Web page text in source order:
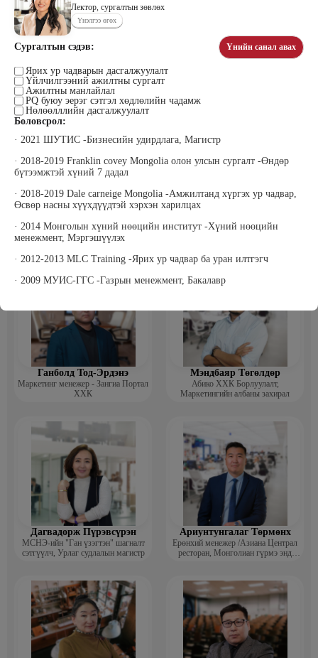
Лектор, сургалтын зөвлөх
Үнэлгээ өгөх
Сургалтын сэдэв: Үнийн санал авах
Ярих ур чадварын дасгалжуулалт
Үйлчилгээний ажилтны сургалт
Ажилтны манлайлал
PQ буюу эерэг сэтгэл хөдлөлийн чадамж
Нөлөөлллийн дасгалжуулалт
Боловсрол:
· 2021 ШУТИС -Бизнесийн удирдлага, Магистр
· 2018-2019 Franklin covey Mongolia олон улсын сургалт -Өндөр
бүтээмжтэй хүний 7 дадал
· 2018-2019 Dale carneige Mongolia -Амжилтанд хүргэх ур чадвар,
Өсвөр насны хүүхдүүдтэй хэрхэн харилцах
· 2014 Монголын хүний нөөцийн институт -Хүний нөөцийн
менежмент, Мэргэшүүлэх
· 2012-2013 MLC Training -Ярих ур чадвар ба уран илтгэгч
· 2009 МУИС-ГГС -Газрын менежмент, Бакалавр
Цэдэндамба Нарантуяа
Наран анд консалтинг” ХХК-ийн
Захирал
Бээжин Солонгоо
Уранбор Сэмбэрүү
Прус Центр ХХК-ийн Хяналт
шинжилгээ үнэлгээний дарга
ISO4500; ISO9001 нэгдсэн
тогтолцооны хэрэгжүүлэгч
Энхбаатар Ичинхорлоо
Болор Үйлсийн Үндэс ТББ-ийн
үүсгэн байгуулагч, Зүрх сэтгэлийн
ажилтан, сургагч багш
Ганболд Тод-Эрдэнэ
Маркетинг менежер - Зангиа Портал
ХХК
Мэндбаяр Төгөлдөр
Абико ХХК Борлуулалт,
Маркетингийн албаны захирал
Дагвадорж Пүрэвсүрэн
МСНЭ-ийн "Ган үзэгтэн" шагналт
сэтгүүлч, Урлаг судлалын магистр
Ариунтунгалаг Төрмөнх
Ерөнхий менежер /Азиана Централ
ресторан, Монголиан гүрмэ энд